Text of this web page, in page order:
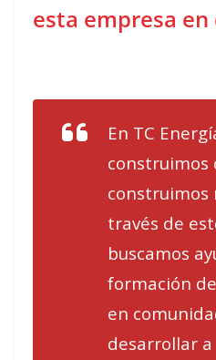
esta empresa en
En TC
construimos
construimos
través de
buscamos
formación
en
desarrollar